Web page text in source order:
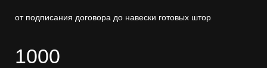
от подписания договора до навески готовых штор
1000